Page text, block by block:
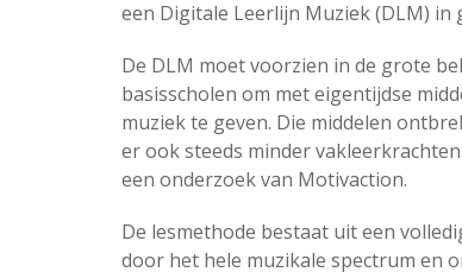
een Digitale Leerlijn Muziek (DLM) in
De DLM moet voorzien in de grote
basisscholen om met eigentijdse
muziek te geven. Die middelen
er ook steeds minder
een onderzoek van Motivaction.
De lesmethode bestaat uit een
door het hele muzikale spectrum en